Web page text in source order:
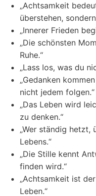
„Achtsamkeit
überstehen,
„Innerer Frieden
„Die schönsten
Ruhe.“
„Lass los, was du
„Gedanken
nicht jedem folgen.“
„Das Leben wird
zu denken.“
„Wer ständig hetzt,
Lebens.“
„Die Stille kennt
finden wird.“
„Achtsamkeit ist
Leben.“